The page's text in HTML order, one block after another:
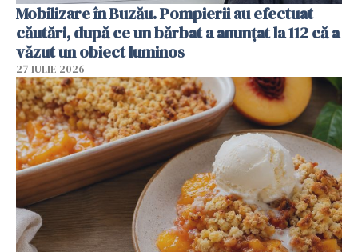
Mobilizare în Buzău. Pompierii au efectuat
căutări, după ce un bărbat a anunțat la 112 că a
văzut un obiect luminos
27 IULIE 2026